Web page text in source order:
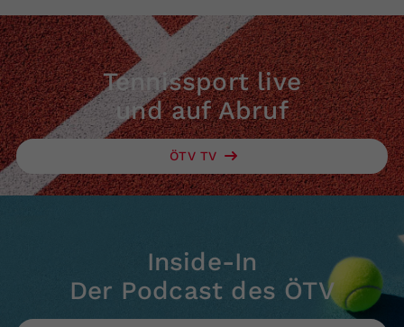
Tennissport live
und auf Abruf
ÖTV TV
Inside-In
Der Podcast des ÖTV